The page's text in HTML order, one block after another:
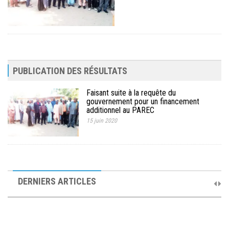
PUBLICATION DES RÉSULTATS
Faisant suite à la requête du
gouvernement pour un financement
additionnel au PAREC
15 juin 2020
DERNIERS ARTICLES
19 septembre 2025